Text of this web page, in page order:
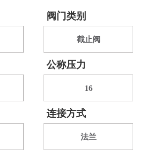
阀门类别
截止阀
公称压力
16
连接方式
法兰